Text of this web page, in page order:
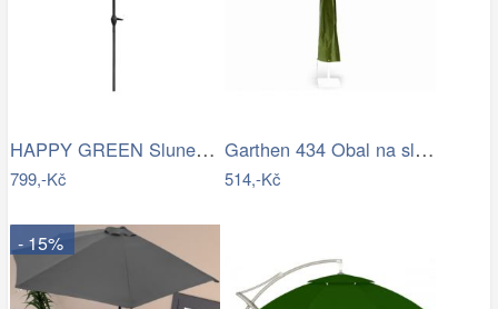
HAPPY GREEN Slunečník s kličkou 230 cm,…
799,-Kč
Garthen 434 Obal na slunečník s…
514,-Kč
- 15%